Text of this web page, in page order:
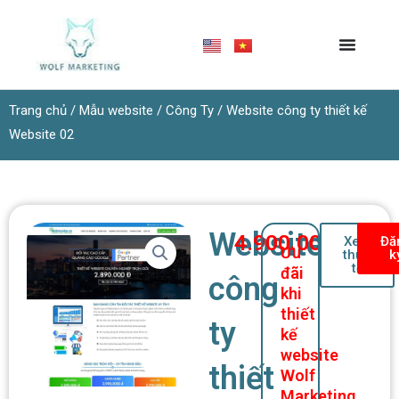
dung
Trang chủ / Mẫu website / Công Ty / Website công ty thiết kế
Website 02
Website
công
ty
thiết
4.900.000 ₫
Ưu
đãi
khi
thiết
kế
website
Wolf
Xem
thực
tế